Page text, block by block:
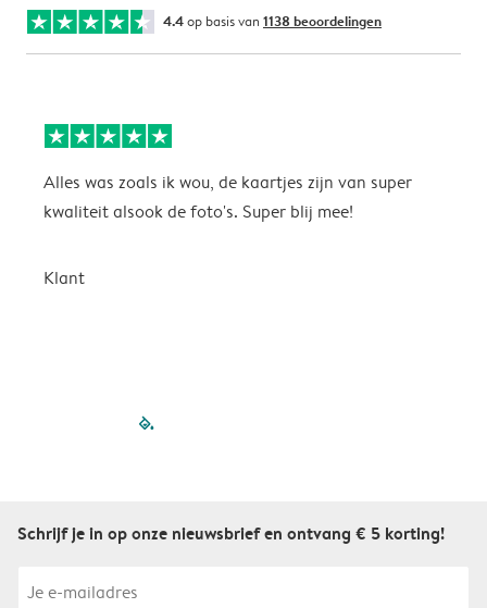
4.4op basis van 1138 beoordelingen
Alles was zoals ik wou, de kaartjes zijn van super
kwaliteit alsook de foto's. Super blij mee!
Klant
filled-pagination
Schrijf je in op onze nieuwsbrief en ontvang € 5 korting!